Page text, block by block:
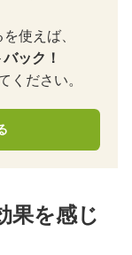
使えば、
ック！
ください。
果を感じ